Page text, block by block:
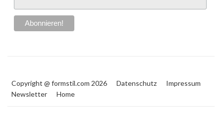
Copyright @ formstil.com 2026 Datenschutz
Impressum
Newsletter
Home